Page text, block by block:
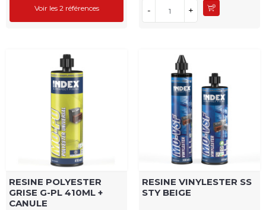
Voir les 2 références - +
RESINE POLYESTER
GRISE G-PL 410ML +
CANULE
RESINE VINYLESTER SS
STY BEIGE